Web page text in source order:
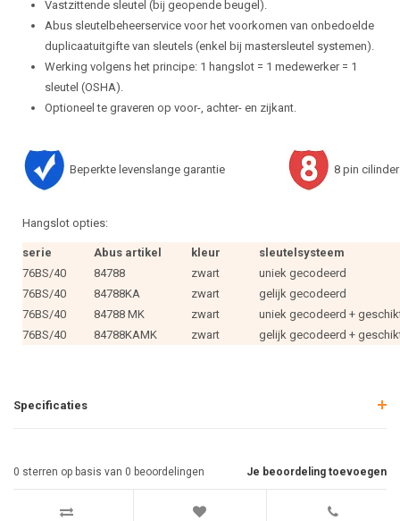
Vastzittende sleutel (bij geopende beugel).
Abus sleutelbeheerservice voor het voorkomen van onbedoelde
duplicaatuitgifte van sleutels (enkel bij mastersleutel systemen).
Werking volgens het principe: 1 hangslot = 1 medewerker = 1
sleutel (OSHA).
Optioneel te graveren op voor-, achter- en zijkant.
Beperkte levenslange garantie 8 pin
Hangslot opties:
serie Abus artikel kleur
sleutelsysteem
76BS/40
84788 zwart
uniek gecodeerd
76BS/40
84788KA zwart
gelijk gecodeerd
76BS/40
84788 MK zwart
uniek gecodeerd +
76BS/40
84788KAMK zwart gelijk gecodeerd +
Specificaties
Je beoordeling toevoegen
0 sterren op basis van 0 beoordelingen